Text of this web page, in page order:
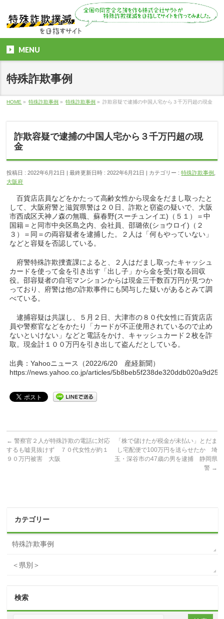
MENU
特殊詐欺事例
HOME » 特殊詐欺事例 » 特殊詐欺事例 » 詐欺容疑で逮捕の中国人宅から３千万円超の現金
詐欺容疑で逮捕の中国人宅から３千万円超の現
金
投稿日 : 2022年6月21日 最終更新日時 : 2022年6月21日 カテゴリー :特殊詐欺事例
大阪府
百貨店店員などをかたって高齢女性から現金をだまし取ったと
して、大阪府警と滋賀県警は２０日、詐欺と窃盗の疑いで、大阪
市西成区天神ノ森の無職、蘇春野(スーチュンイエ)（５１）＝中
国籍＝と同市中央区島之内、会社員、邵璐依(ショウロイ)（２
３）＝同＝の両容疑者を逮捕した。２人は「何もやっていない」
などと容疑を否認している。
府警特殊詐欺捜査課によると、２人はだまし取ったキャッシュ
カードを使って金を引き出す「出し子」から金を受け取る回収
役。邵容疑者の自宅マンションからは現金三千数百万円が見つか
っており、府警は他の詐欺事件にも関与した疑いがあるとみて調
べている。
逮捕容疑は共謀し、５月２日、大津市の８０代女性に百貨店店
員や警察官などをかたり「カードが不正使用されているので止め
ないといけない」などと電話をかけ、キャッシュカード２枚を詐
取。現金計１００万円を引き出して盗んだとしている。
出典：Yahooニュース（2022/6/20 産経新聞）
https://news.yahoo.co.jp/articles/
← 警察官２人が特殊詐欺の電話に対応
するも嘘見抜けず ７０代女性が約１
９０万円被害 大阪
「株で儲けたが税金が未払い」とだま
し宅配便で100万円を送らせたか 埼
玉・深谷市の47歳の男を逮捕 静岡県
警 →
カテゴリー
特殊詐欺事例
＜県別＞
検索